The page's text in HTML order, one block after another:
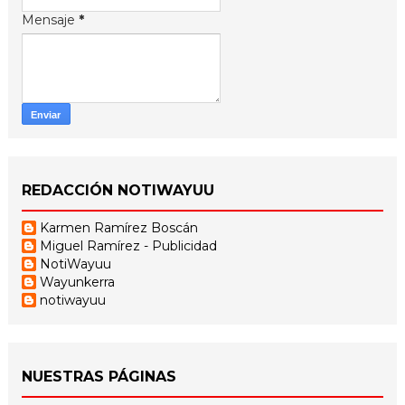
Mensaje *
REDACCIÓN NOTIWAYUU
Karmen Ramírez Boscán
Miguel Ramírez - Publicidad
NotiWayuu
Wayunkerra
notiwayuu
NUESTRAS PÁGINAS